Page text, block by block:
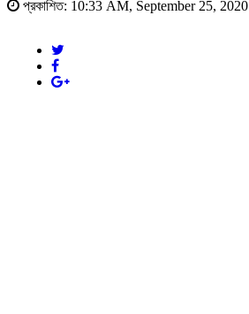
প্রকাশিত: 10:33 AM, September 25, 2020